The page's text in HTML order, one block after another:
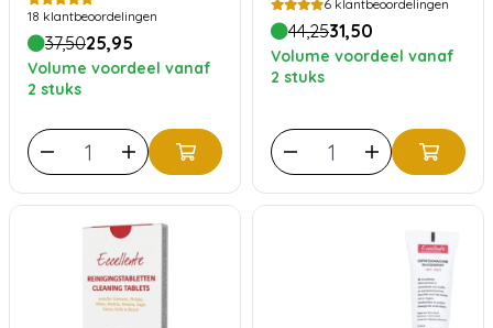
18 klantbeoordelingen
37,5025,95
Volume voordeel vanaf
2 stuks
DeLonghi
6 klantbeoordelingen
44,2531,50
Volume voordeel vanaf
2 stuks